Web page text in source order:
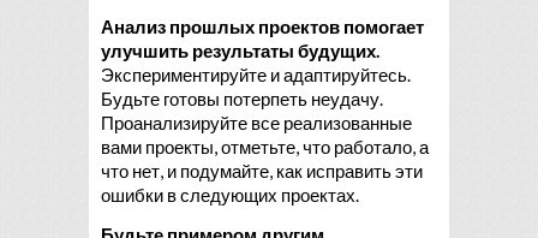
Анализ прошлых проектов помогает
улучшить результаты будущих.
Экспериментируйте и адаптируйтесь.
Будьте готовы потерпеть неудачу.
Проанализируйте все реализованные
вами проекты, отметьте, что работало, а
что нет, и подумайте, как исправить эти
ошибки в следующих проектах.